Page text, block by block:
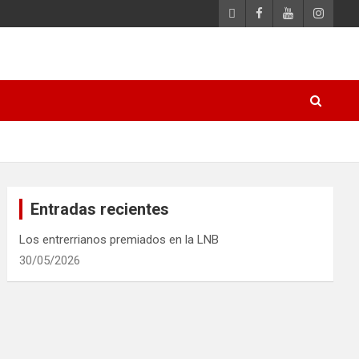
Entradas recientes
Los entrerrianos premiados en la LNB
30/05/2026